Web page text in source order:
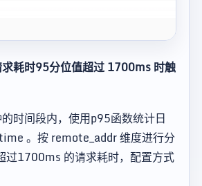
耗时95分位值超过 1700ms 时触
时间段内，使用p95函数统计日
。按 remote_addr 维度进行分
过1700ms 的请求耗时，配置方式